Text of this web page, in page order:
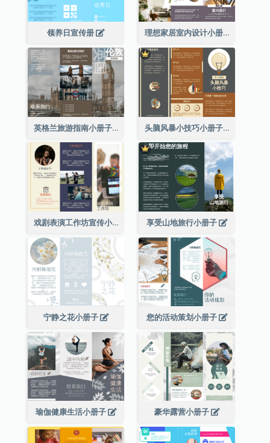
领养日宣传册 理想家居室内设计小册子
英格兰旅游指南小册子 头脑风暴小技巧小册子
戏剧表演工作坊宣传小册子 享受山地旅行小册子
宁静之花小册子 您的活动策划小册子
瑜伽健康生活小册子 豪华露营小册子